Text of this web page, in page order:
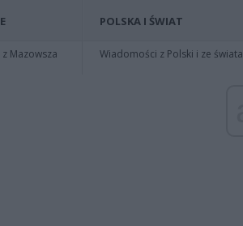
Mazowsza
POLSKA I ŚWIAT
Wiadomości z Polski i ze świata